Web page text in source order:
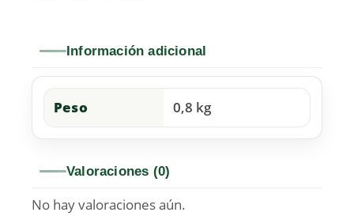
Información adicional
Peso 0,8 kg
Valoraciones (0)
No hay valoraciones aún.